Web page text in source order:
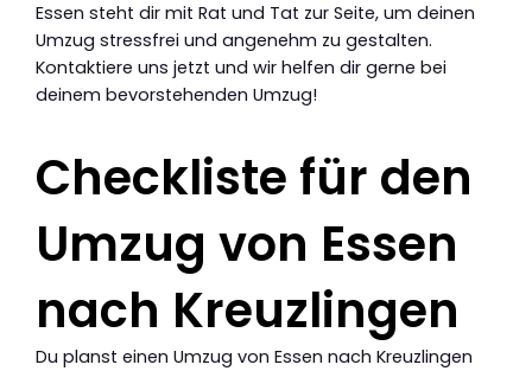
Essen steht dir mit Rat und Tat zur Seite, um deinen
Umzug stressfrei und angenehm zu gestalten.
Kontaktiere uns jetzt und wir helfen dir gerne bei
deinem bevorstehenden Umzug!
Checkliste für den
Umzug von Essen
nach Kreuzlingen
Du planst einen Umzug von Essen nach Kreuzlingen